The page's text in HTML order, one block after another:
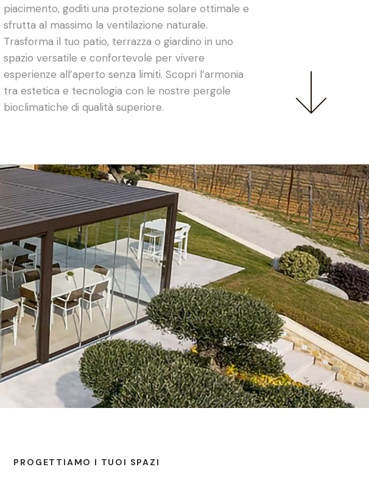
piacimento, goditi una protezione solare ottimale e
sfrutta al massimo la ventilazione naturale.
Trasforma il tuo patio, terrazza o giardino in uno
spazio versatile e confortevole per vivere
esperienze all’aperto senza limiti. Scopri l’armonia
tra estetica e tecnologia con le nostre pergole
bioclimatiche di qualità superiore.
PROGETTIAMO I TUOI SPAZI